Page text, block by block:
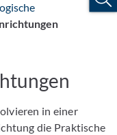
in einer
die Praktische